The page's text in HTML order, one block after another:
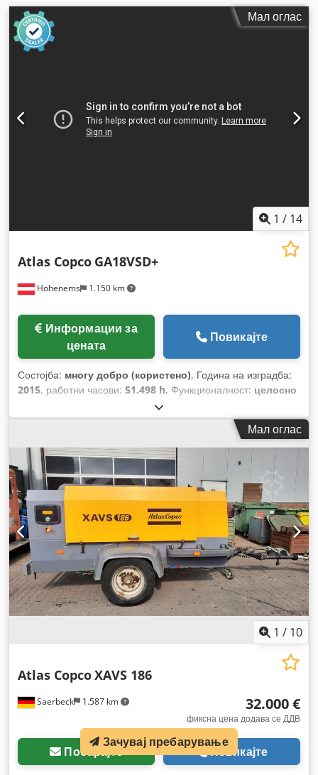
Мал оглас
1 / 14
Hohenems 1.150 km
Atlas Copco GA18VSD+
цената
Повикајте
Состојба: многу добро (користено), Година на изградба:
2015, работни часови: 51.498 h, Функционалност: целосно
Мал оглас
1 / 10
Saerbeck 1.587 km
Atlas CopcoXAVS 186
32.000 €
фиксна цена додава се ДДВ
Побарајте Повикајте
Зачувај пребарување